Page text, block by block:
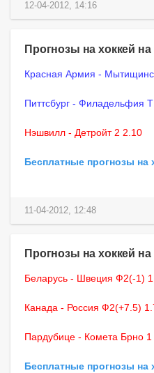
12-04-2012, 14:16
Прогнозы на хоккей на
Красная Армия -
Питтсбург - Филадельфия
Нэшвилл - Детройт 2 2.10
Бесплатные прогнозы на
11-04-2012, 12:48
Прогнозы на хоккей на
Беларусь - Швеция Ф2(-1)
Канада - Россия Ф2(+7.5)
Пардубице - Комета Брно 1
Бесплатные прогнозы на